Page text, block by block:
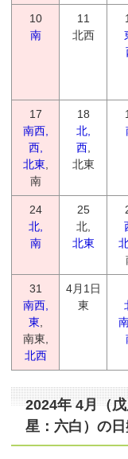
10
南
11
北西
17
南西,
西,
北東
南
18
北,
西,
北東
24
北,
南
25
北,
北東
31
南西,
東
南東,
北西
4月1日
東
2024年 4月（
星：六白）の